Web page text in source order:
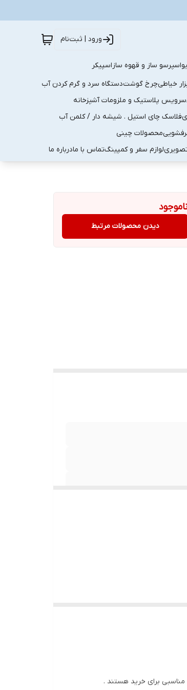
ورود | ثبت‌نام
اسپرسو ساز و قهوه سازاسپیکر
خیاطیچرخ گوشتدستگاه سرد و گرم کردن آب
سرویس پلاستیک و ملزومات آشپزخانه
فلاسک چای استیل . شیشه دار / کلمن آب
محصولات چینی
لوازم سفر و کمپینگتماس با مادرباره ما
دیدن محصولات مرتبط
مناسبی برای خرید هستند .